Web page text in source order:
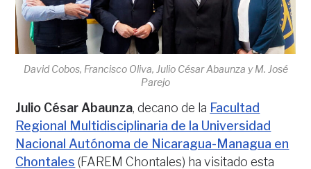
David Cobos, Francisco Oliva, Julio César Abaunza y M. José
Parejo
Julio César Abaunza, decano de la Facultad
Regional Multidisciplinaria de la Universidad
Nacional Autónoma de Nicaragua-Managua en
Chontales (FAREM Chontales) ha visitado esta